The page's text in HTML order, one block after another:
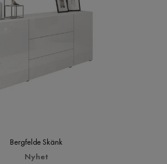
Bergfelde Skänk
Nyhet